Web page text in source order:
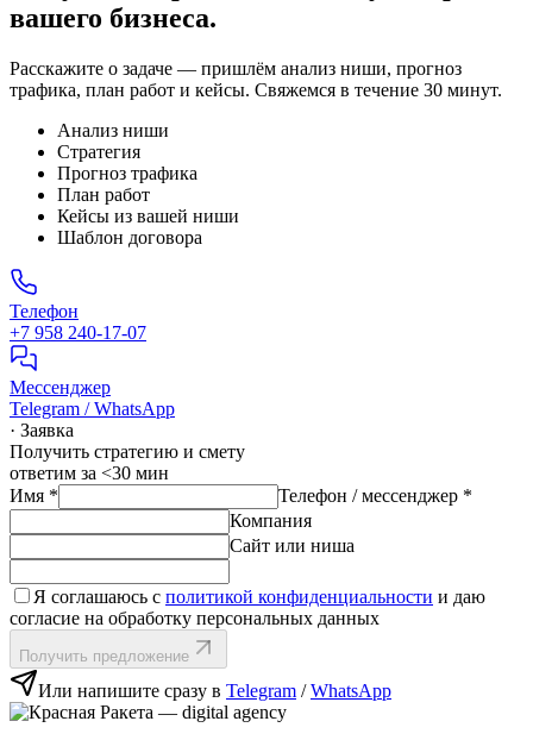
вашего бизнеса.
Расскажите о задаче — пришлём анализ ниши, прогноз
трафика, план работ и кейсы. Свяжемся в течение 30 минут.
Анализ ниши
Стратегия
Прогноз трафика
План работ
Кейсы из вашей ниши
Шаблон договора
Телефон
+7 958 240‑17‑07
Мессенджер
Telegram / WhatsApp
· Заявка
Получить стратегию и смету
ответим за <30 мин
Имя * Телефон / мессенджер *
Компания
Сайт или ниша
Я соглашаюсь с политикой конфиденциальности и даю
согласие на обработку персональных данных
Получить предложение
Или напишите сразу в Telegram /WhatsApp